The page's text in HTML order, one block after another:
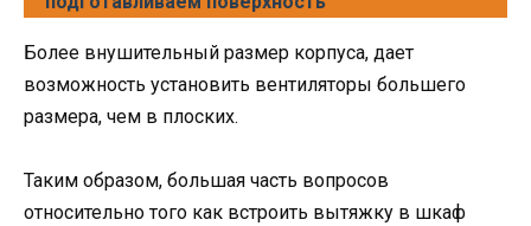
Более внушительный размер корпуса, дает
возможность установить вентиляторы большего
размера, чем в плоских.
Таким образом, большая часть вопросов
относительно того как встроить вытяжку в шкаф